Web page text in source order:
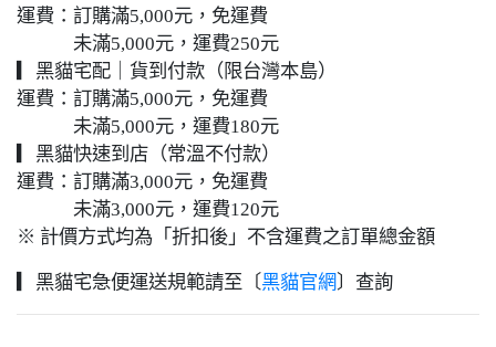
運費：訂購滿5,000元，免運費
未滿5,000元，運費250元
▎黑貓宅配｜貨到付款（限台灣本島）
運費：訂購滿5,000元，免運費
未滿5,000元，運費180元
▎黑貓快速到店（常溫不付款）
運費：訂購滿3,000元，免運費
未滿3,000元，運費120元
※ 計價方式均為「折扣後」不含運費之訂單總金額
▎黑貓宅急便運送規範請至〔黑貓官網 〕查詢